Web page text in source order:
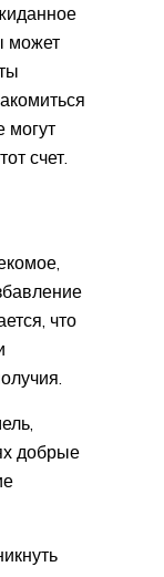
может
могут
счет.
что
добрые